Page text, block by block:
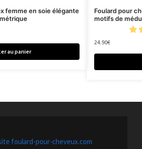
femme en soie élégante
au panier
Foulard pour
motifs de
24.90€